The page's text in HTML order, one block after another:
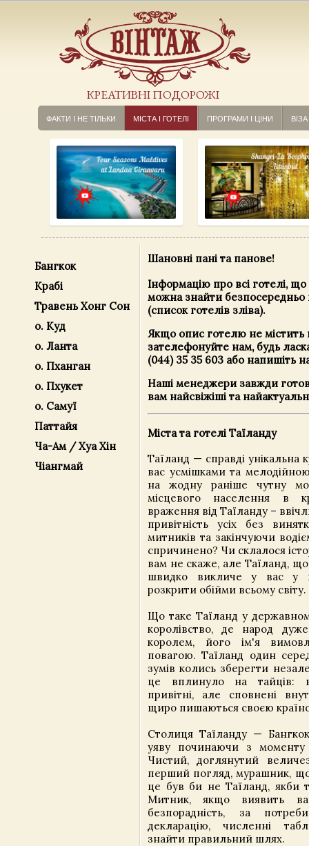
КРЕАТИВНІ ПОДОРОЖІ
ФАКТИ І НЕ ТІЛЬКИ МІСТА І ГОТЕЛІ ПРОГРАМИ І ЦІНИ ВІЗА
Бангкок
Крабі
Травень Хонг Сон
о. Куд
о. Ланта
о. Пханган
о. Пхукет
о. Самуї
Паттайя
Ча-Ам / Хуа Хін
Чіангмай
Шановні пані та панове!
Інформацію про всі готелі, що
можна знайти безпосередньо
(список готелів зліва).
Якщо опис готелю не містить
зателефонуйте нам, будь
(044) 35 35 603 або напишіть
Наші менеджери завжди
вам найсвіжіші та
Міста та готелі Таїланду
Таїланд — справді унікальна
вас усмішками та
на жодну раніше чутну
місцевого населення в
враження від Таїланду –
привітність усіх без
митників та закінчуючи
спричинено? Чи склалося
вам не скаже, але Таїланд, що
швидко викличе у вас у
розкрити обійми всьому світу.
Що таке Таїланд у
королівство, де народ
королем, його ім'я
повагою. Таїланд один серед
зумів колись зберегти
це вплинуло на тайців:
привітні, але сповнені
щиро пишаються своєю
Столиця Таїланду —
уяву починаючи з моменту
Чистий, доглянутий
перший погляд, мурашник,
це був би не Таїланд, якби
Митник, якщо виявить
безпорадність, за
декларацію, численні
знайти правильний шлях.